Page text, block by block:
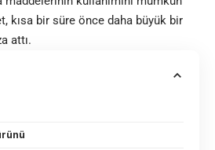
kısa bir süre önce daha büyük bir
attı.